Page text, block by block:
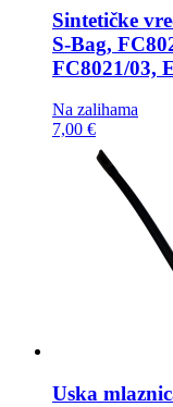
Sintetičke
S-Bag,
FC8021/03,
Na zalihama
7,00 €
Uska